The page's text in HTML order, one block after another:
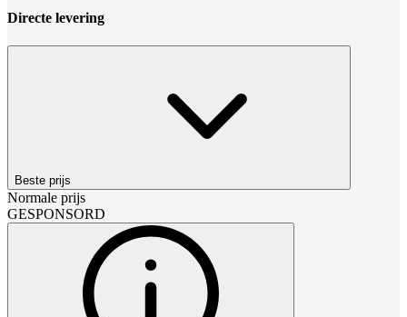
Directe levering
Beste prijs
Normale prijs
GESPONSORD